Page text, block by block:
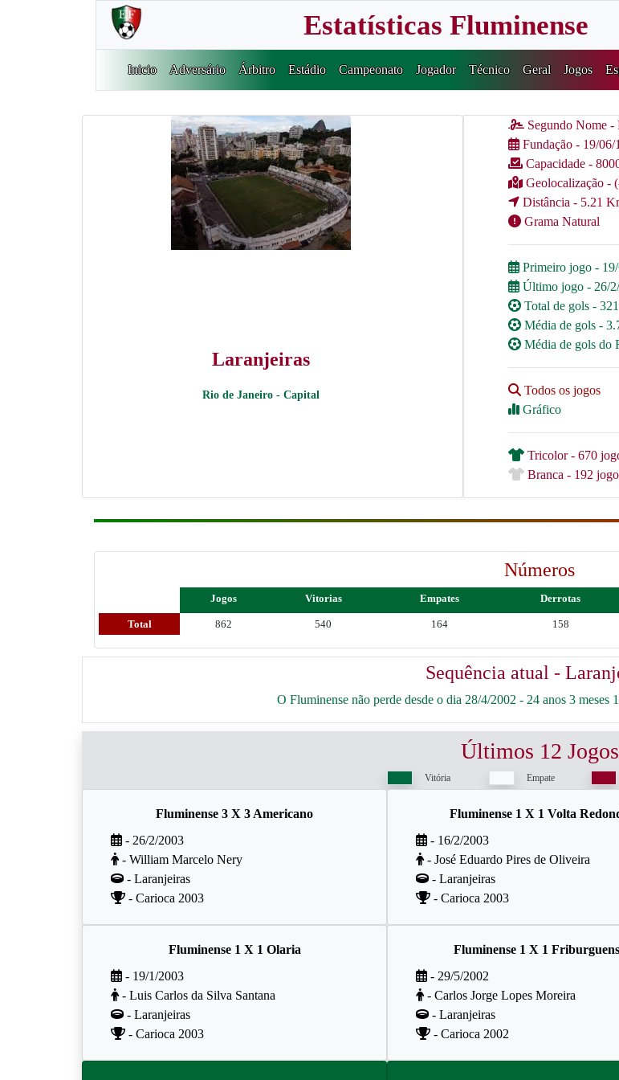
Estatísticas Fluminense
Inicio Adversário Árbitro Estádio Campeonato Jogador Técnico Geral Jogos
Laranjeiras
Rio de Janeiro - Capital
Segundo Nome
Fundação - 19/06/
Capacidade -
Geolocalização -
Distância - 5.21
Grama Natural
Primeiro jogo -
Último jogo - 26/
Total de gols -
Média de gols -
Média de gols do
Todos os jogos
Gráfico
Tricolor - 670
Branca - 192
Números
Jogos Vitorias Empates Derrotas
Total 862 540 164 158
Sequência atual -
O Fluminense não perde desde o dia 28/4/2002 - 24 anos 3 meses
Últimos 12 Jogos
Vitória Empate
Fluminense 3 X 3 Americano
- 26/2/2003
- William Marcelo Nery
- Laranjeiras
- Carioca 2003
Fluminense 1 X 1 Volta
- 16/2/2003
- José Eduardo Pires de Oliveira
- Laranjeiras
- Carioca 2003
Fluminense 1 X 1 Olaria
- 19/1/2003
- Luis Carlos da Silva Santana
- Laranjeiras
- Carioca 2003
Fluminense 1 X 1
- 29/5/2002
- Carlos Jorge Lopes Moreira
- Laranjeiras
- Carioca 2002